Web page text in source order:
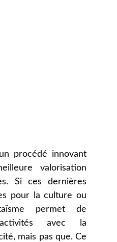
procédé innovant
valorisation
Si ces dernières
pour la culture ou
permet de
avec la
mais pas que. Ce